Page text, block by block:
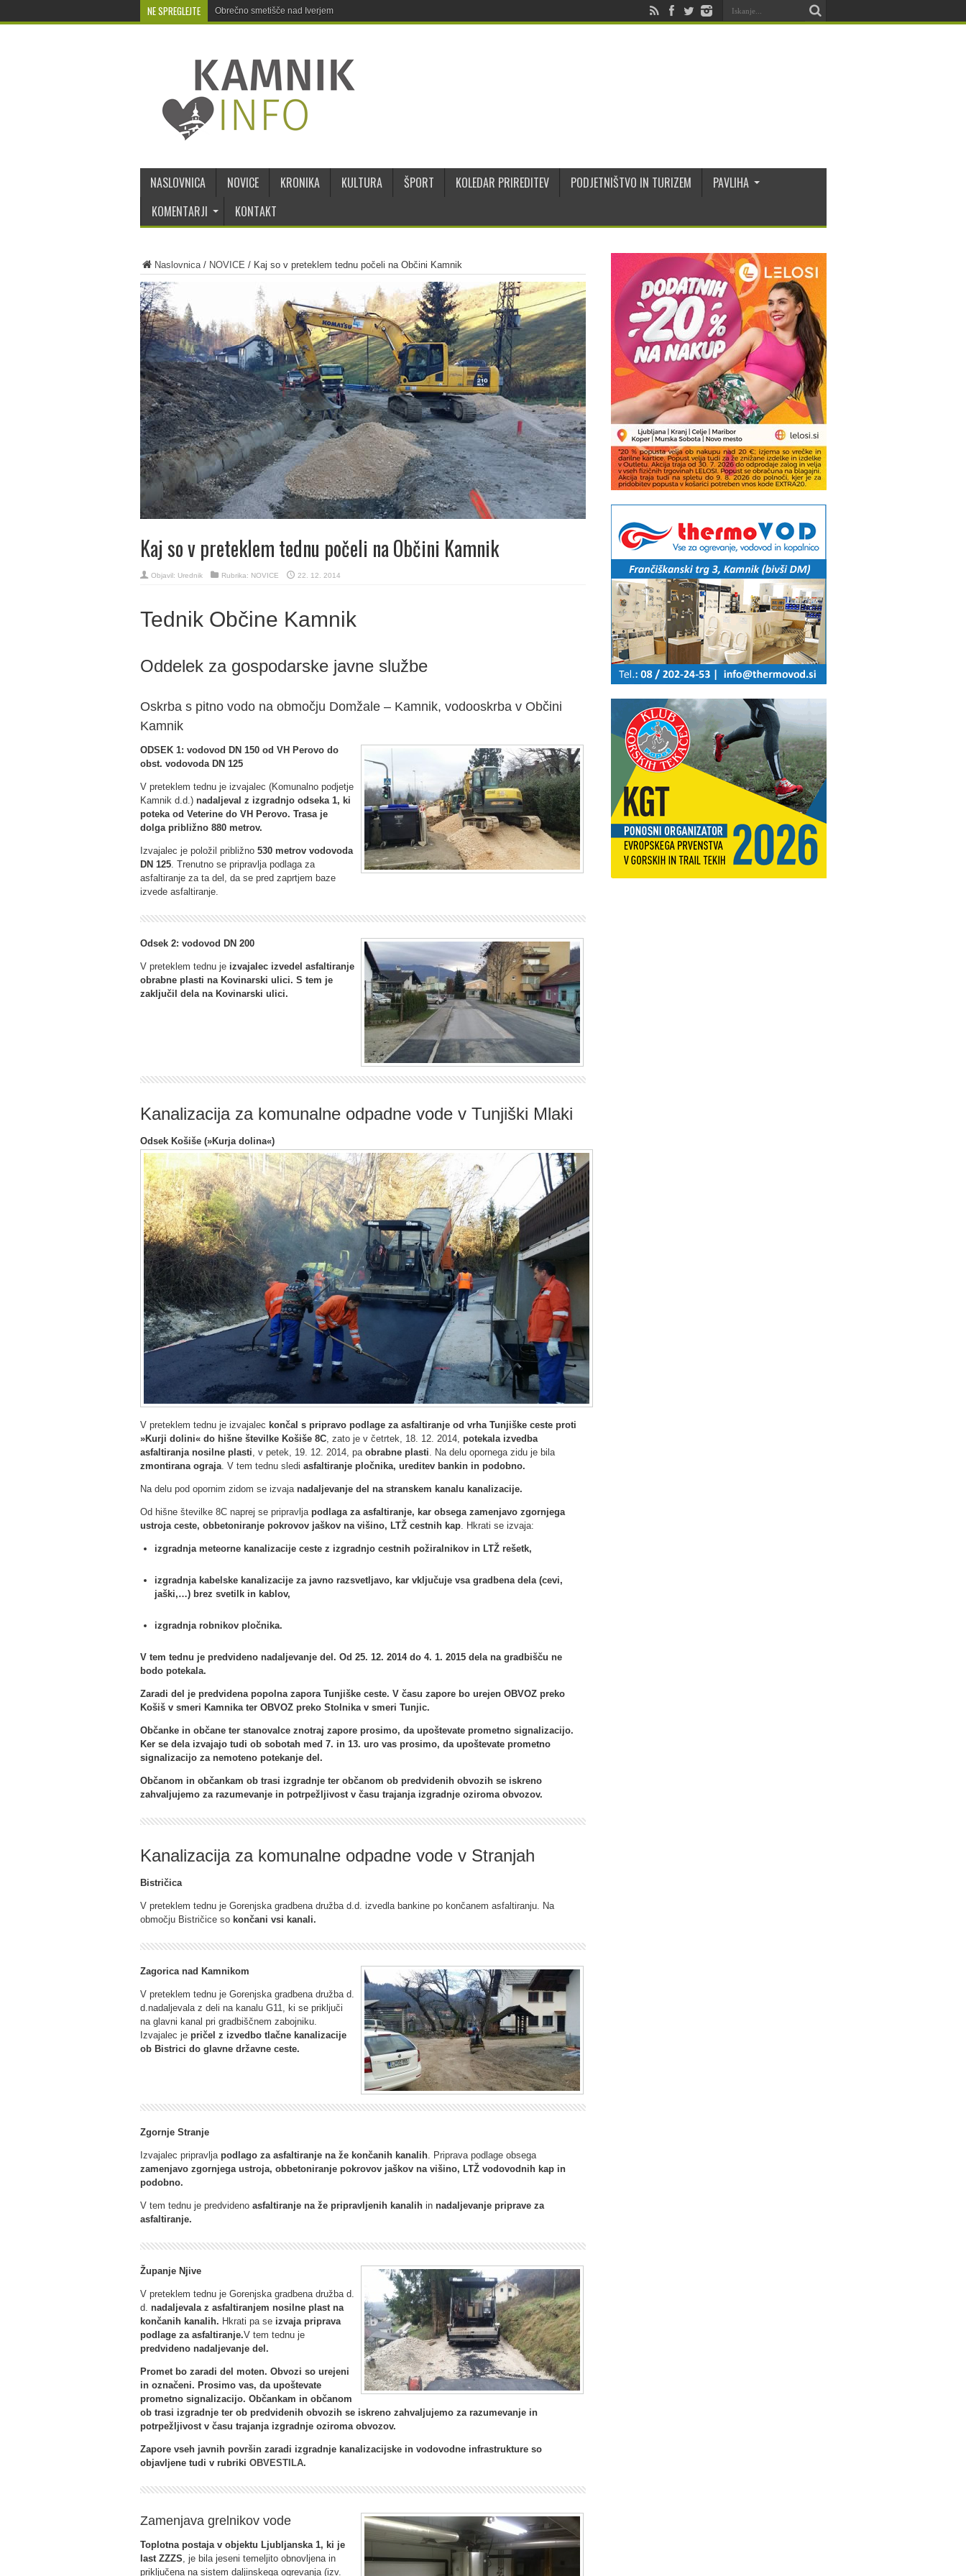
NE SPREGLEJTE Obrečno smetišče nad Iverjem
NASLOVNICA NOVICE KRONIKA KULTURA ŠPORT KOLEDAR PRIREDITEV PODJETNIŠTVO IN TURIZEM
PAVLIHA
KOMENTARJI
KONTAKT
Naslovnica/ NOVICE / Kaj so v preteklem tednu počeli na Občini Kamnik
Kaj so v preteklem tednu počeli na Občini Kamnik
Objavil: Urednik Rubrika: NOVICE 22. 12. 2014
Tednik Občine Kamnik
Oddelek za gospodarske javne službe
Oskrba s pitno vodo na območju Domžale – Kamnik, vodooskrba v Občini
Kamnik
ODSEK 1: vodovod DN 150 od VH Perovo do
obst. vodovoda DN 125
V preteklem tednu je izvajalec (Komunalno podjetje
Kamnik d.d.) nadaljeval z izgradnjo odseka 1, ki
poteka od Veterine do VH Perovo. Trasa je
dolga približno 880 metrov.
Izvajalec je položil približno 530 metrov vodovoda
DN 125. Trenutno se pripravlja podlaga za
asfaltiranje za ta del, da se pred zaprtjem baze
izvede asfaltiranje.
Odsek 2: vodovod DN 200
V preteklem tednu je izvajalec izvedel asfaltiranje
obrabne plasti na Kovinarski ulici. S tem je
zaključil dela na Kovinarski ulici.
Kanalizacija za komunalne odpadne vode v Tunjiški Mlaki
Odsek Košiše (»Kurja dolina«)
V preteklem tednu je izvajalec končal s pripravo podlage za asfaltiranje od vrha Tunjiške ceste proti
»Kurji dolini« do hišne številke Košiše 8C, zato je v četrtek, 18. 12. 2014, potekala izvedba
asfaltiranja nosilne plasti , v petek, 19. 12. 2014, pa obrabne plasti . Na delu opornega zidu je bila
zmontirana ograja. V tem tednu sledi asfaltiranje pločnika, ureditev bankin in podobno.
Na delu pod opornim zidom se izvaja nadaljevanje del na stranskem kanalu kanalizacije.
Od hišne številke 8C naprej se pripravlja podlaga za asfaltiranje, kar obsega zamenjavo zgornjega
ustroja ceste, obbetoniranje pokrovov jaškov na višino, LTŽ cestnih kap. Hkrati se izvaja:
izgradnja meteorne kanalizacije ceste z izgradnjo cestnih požiralnikov in LTŽ rešetk,
izgradnja kabelske kanalizacije za javno razsvetljavo, kar vključuje vsa gradbena dela (cevi,
jaški,…) brez svetilk in kablov,
izgradnja robnikov pločnika.
V tem tednu je predvideno nadaljevanje del. Od 25. 12. 2014 do 4. 1. 2015 dela na gradbišču ne
bodo potekala.
Zaradi del je predvidena popolna zapora Tunjiške ceste. V času zapore bo urejen OBVOZ preko
Košiš v smeri Kamnika ter OBVOZ preko Stolnika v smeri Tunjic.
Občanke in občane ter stanovalce znotraj zapore prosimo, da upoštevate prometno signalizacijo.
Ker se dela izvajajo tudi ob sobotah med 7. in 13. uro vas prosimo, da upoštevate prometno
signalizacijo za nemoteno potekanje del.
Občanom in občankam ob trasi izgradnje ter občanom ob predvidenih obvozih seiskreno
zahvaljujemo za razumevanje in potrpežljivost v času trajanja izgradnje oziroma obvozov.
Kanalizacija za komunalne odpadne vode v Stranjah
Bistričica
V preteklem tednu je Gorenjska gradbena družba d.d. izvedla bankine po končanem asfaltiranju. Na
območju Bistričice so končani vsi kanali.
Zagorica nad Kamnikom
V preteklem tednu je Gorenjska gradbena družba d.
d.nadaljevala z deli na kanalu G11, ki se priključi
na glavni kanal pri gradbiščnem zabojniku.
Izvajalec je pričel z izvedbo tlačne kanalizacije
ob Bistrici do glavne državne ceste.
Zgornje Stranje
Izvajalec pripravlja podlago za asfaltiranje na že končanih kanalih. Priprava podlage obsega
zamenjavo zgornjega ustroja, obbetoniranje pokrovov jaškov na višino, LTŽ vodovodnih kap in
podobno.
V tem tednu je predvideno asfaltiranje na že pripravljenih kanalihin nadaljevanje priprave za
asfaltiranje.
Županje Njive
V preteklem tednu je Gorenjska gradbena družba d.
d. nadaljevala z asfaltiranjem nosilne plast na
končanih kanalih. Hkrati pa se izvaja priprava
podlage za asfaltiranje.V tem tednu je
predvideno nadaljevanje del.
Promet bo zaradi del moten. Obvozi so urejeni
in označeni. Prosimo vas, da upoštevate
prometno signalizacijo. Občankam in občanom
ob trasi izgradnje ter ob predvidenih obvozih seiskreno zahvaljujemo za razumevanje in
potrpežljivost v času trajanja izgradnje oziroma obvozov.
Zapore vseh javnih površin zaradi izgradnje kanalizacijske in vodovodne infrastrukture so
objavljene tudi v rubriki OBVESTILA.
Zamenjava grelnikov vode
Toplotna postaja v objektu Ljubljanska 1, ki je
last ZZZS , je bila jeseni temeljito obnovljena in
priključena na sistem daljinskega ogrevanja (izv.